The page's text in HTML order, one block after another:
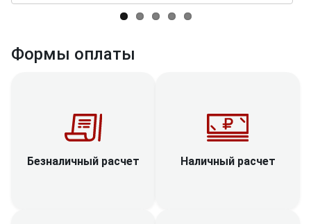
Формы оплаты
Безналичный расчет Наличный расчет